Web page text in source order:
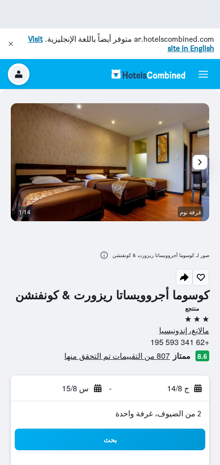
ar.hotelscombined.com متوفر أيضاً باللغة الإنجليزية.Visit
site in English
كوسوما أجروويساتا ريزورت & كونفنشن
منتجع
3 نجوم
مالانغ، إندونيسيا
+62 341 593 195
8.6 ممتاز 807 من التقييمات تم التحقق منها
ج 14/8 - س 15/8
2 من الضيوف، غرفة واحدة
بحث
غرفة نوم 1/14
صور لـ كوسوما أجروويساتا ريزورت & كونفنشن